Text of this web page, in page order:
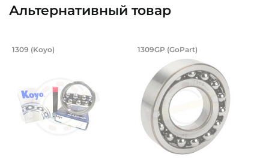
Альтернативный товар
Подшипник 45х100х25 мм,
Подшипник шариковый двухрядный 1309 Koyo, на вал
1309 (Koyo) Подшипник
Подшипник шариковый
1309GP (GoPart)